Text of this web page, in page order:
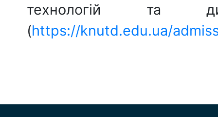
технологій та
(https://knutd.edu.ua/